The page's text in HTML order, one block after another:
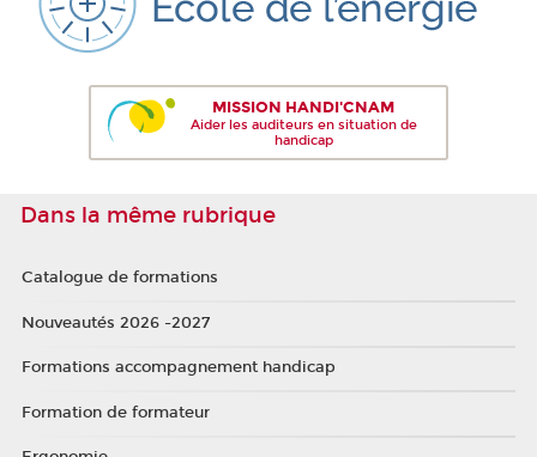
MISSION HANDI'CNAM
Aider les auditeurs en situation de
handicap
Dans la même rubrique
Catalogue de formations
Nouveautés 2026 -2027
Formations accompagnement handicap
Formation de formateur